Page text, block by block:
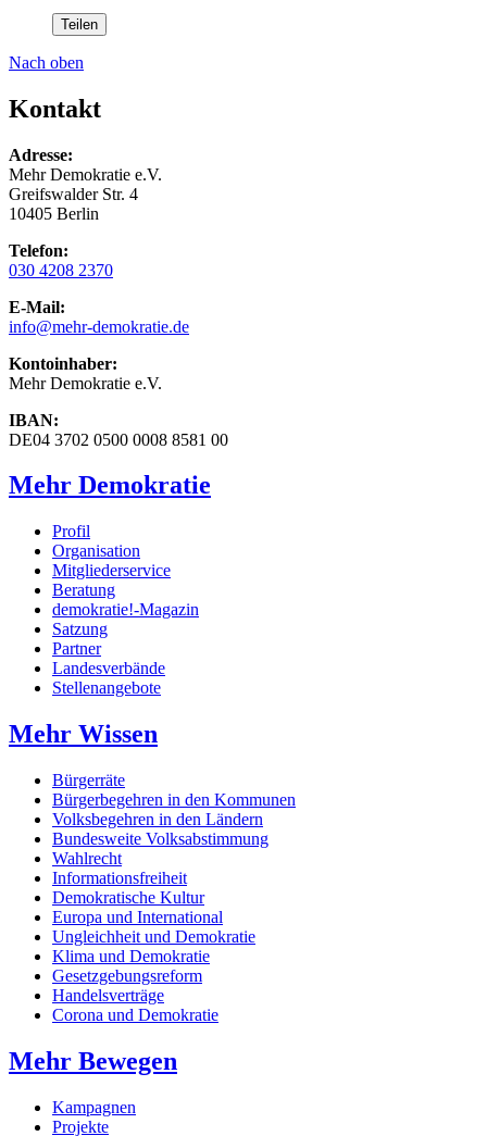
Teilen
Nach oben
Kontakt
Adresse:
Mehr Demokratie e.V.
Greifswalder Str. 4
10405 Berlin
Telefon:
030 4208 2370
E-Mail:
info@mehr-demokratie.de
Kontoinhaber:
Mehr Demokratie e.V.
IBAN:
DE04 3702 0500 0008 8581 00
Mehr Demokratie
Profil
Organisation
Mitgliederservice
Beratung
demokratie!-Magazin
Satzung
Partner
Landesverbände
Stellenangebote
Mehr Wissen
Bürgerräte
Bürgerbegehren in den Kommunen
Volksbegehren in den Ländern
Bundesweite Volksabstimmung
Wahlrecht
Informationsfreiheit
Demokratische Kultur
Europa und International
Ungleichheit und Demokratie
Klima und Demokratie
Gesetzgebungsreform
Handelsverträge
Corona und Demokratie
Mehr Bewegen
Kampagnen
Projekte